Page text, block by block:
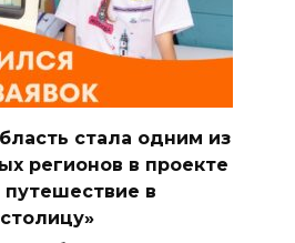
стала одним из
регионов в проекте
в